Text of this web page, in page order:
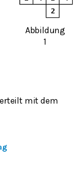
Abbildung
1
mit dem